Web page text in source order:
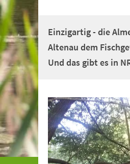
Einzigartig - die
Altenau dem
Und das gibt es in